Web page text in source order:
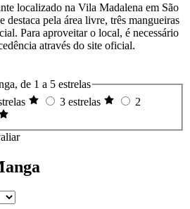
localizado na Vila Madalena em São
destaca pela área livre, três mangueiras
Para aproveitar o local, é necessário
através do site oficial.
de 1 a 5 estrelas
3 estrelas
2